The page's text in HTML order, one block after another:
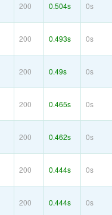
200 0.504s 0s
200 0.493s 0s
200 0.49s 0s
200 0.465s 0s
200 0.462s 0s
200 0.444s 0s
200 0.444s 0s